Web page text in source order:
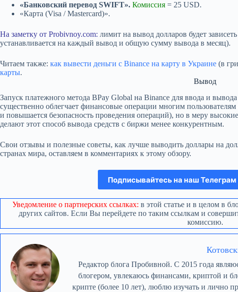
«Банковский перевод SWIFT». Комиссия = 25 USD.
«Карта (Visa / Mastercard)».
На заметку от Probivnoy.com: лимит на вывод долларов будет
устанавливается на каждый вывод и общую сумму вывода в месяц).
Читаем также: как вывести деньги с Binance на карту в Украине (в
карты.
Вывод
Запуск платежного метода BPay Global на Binance для ввода и
существенно облегчает финансовые операции многим
и повышается безопасность проведения операций), но в меру
делают этот способ вывода средств с биржи менее конкурентным.
Свои отзывы и полезные советы, как лучше выводить доллары на
странах мира, оставляем в комментариях к этому обзору.
Подписывайтесь на наш
Уведомление о партнерских ссылках: в этой статье и в целом в
других сайтов. Если Вы перейдете по таким ссылкам и
комиссию.
Редактор блога Пробивной. С 2015 года
блогером, увлекаюсь финансами, криптой и
крипте (более 10 лет), люблю изучать и лично